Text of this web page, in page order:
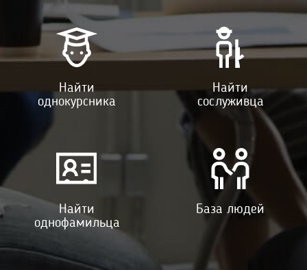
Найти
однокурсника
Найти
сослуживца
Найти
однофамильца
База людей